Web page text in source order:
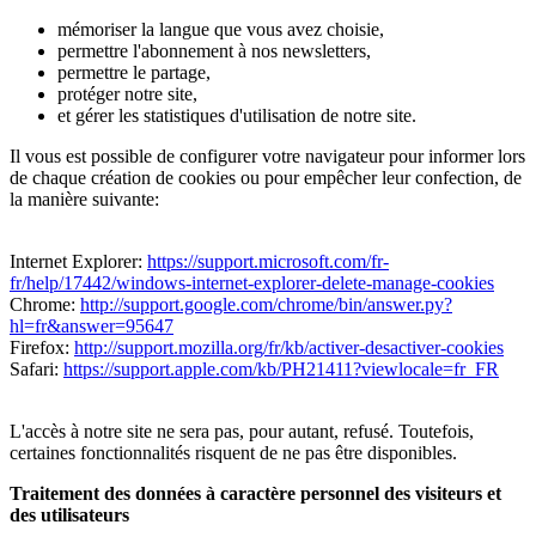
mémoriser la langue que vous avez choisie,
permettre l'abonnement à nos newsletters,
permettre le partage,
protéger notre site,
et gérer les statistiques d'utilisation de notre site.
Il vous est possible de configurer votre navigateur pour informer lors
de chaque création de cookies ou pour empêcher leur confection, de
la manière suivante:
Internet Explorer: https://support.microsoft.com/fr-
fr/help/17442/windows-internet-explorer-delete-manage-cookies
Chrome: http://support.google.com/chrome/bin/answer.py?
hl=fr&answer=95647
Firefox: http://support.mozilla.org/fr/kb/activer-desactiver-cookies
Safari: https://support.apple.com/kb/PH21411?viewlocale=fr_FR
L'accès à notre site ne sera pas, pour autant, refusé. Toutefois,
certaines fonctionnalités risquent de ne pas être disponibles.
Traitement des données à caractère personnel des visiteurs et
des utilisateurs